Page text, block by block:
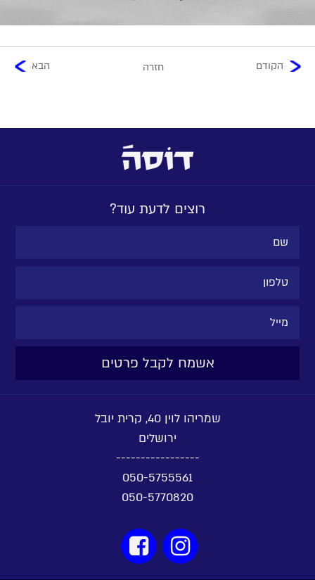
הקודם חזרה הבא
רוצים לדעת עוד?
שמריהו לוין 40, קרית יובל
ירושלים
-----------------
050-5755561
050-5770820